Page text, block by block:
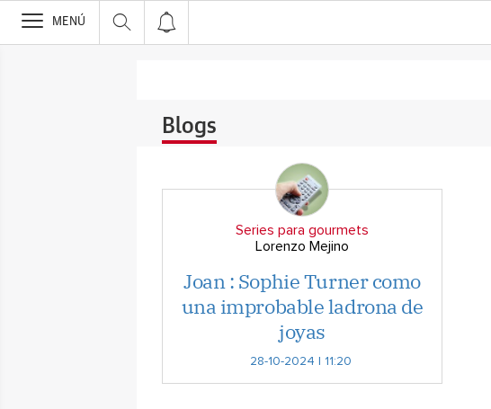
>
MENÚ
Blogs
Series para gourmets
Lorenzo Mejino
Joan : Sophie Turner como
una improbable ladrona de
joyas
28-10-2024 | 11:20